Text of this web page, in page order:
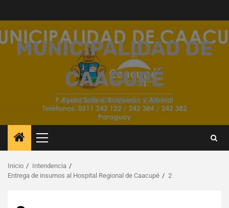
contenido
MUNICIPALIDAD DE
CAACUPÉ
UNA CIUDAD PARA LA GENTE
Menú
principal
Inicio
Intendencia
Entrega de insumos al Hospital Regional de Caacupé
2